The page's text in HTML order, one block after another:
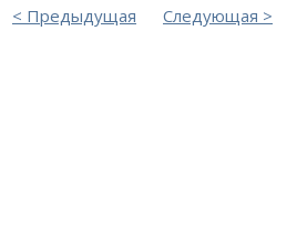
Предыдущая Следующая